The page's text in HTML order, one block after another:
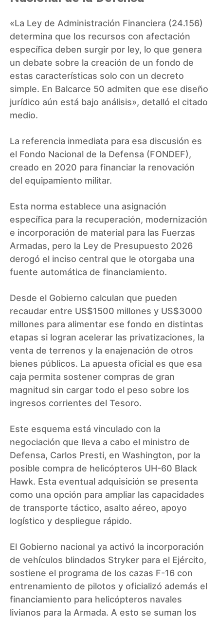
«La Ley de Administración Financiera (24.156)
determina que los recursos con afectación
específica deben surgir por ley, lo que genera
un debate sobre la creación de un fondo de
estas características solo con un decreto
simple. En Balcarce 50 admiten que ese diseño
jurídico aún está bajo análisis», detalló el citado
medio.
La referencia inmediata para esa discusión es
el Fondo Nacional de la Defensa (FONDEF),
creado en 2020 para financiar la renovación
del equipamiento militar.
Esta norma establece una asignación
específica para la recuperación, modernización
e incorporación de material para las Fuerzas
Armadas, pero la Ley de Presupuesto 2026
derogó el inciso central que le otorgaba una
fuente automática de financiamiento.
Desde el Gobierno calculan que pueden
recaudar entre US$1500 millones y US$3000
millones para alimentar ese fondo en distintas
etapas si logran acelerar las privatizaciones, la
venta de terrenos y la enajenación de otros
bienes públicos. La apuesta oficial es que esa
caja permita sostener compras de gran
magnitud sin cargar todo el peso sobre los
ingresos corrientes del Tesoro.
Este esquema está vinculado con la
negociación que lleva a cabo el ministro de
Defensa, Carlos Presti, en Washington, por la
posible compra de helicópteros UH-60 Black
Hawk. Esta eventual adquisición se presenta
como una opción para ampliar las capacidades
de transporte táctico, asalto aéreo, apoyo
logístico y despliegue rápido.
El Gobierno nacional ya activó la incorporación
de vehículos blindados Stryker para el Ejército,
sostiene el programa de los cazas F-16 con
entrenamiento de pilotos y oficializó además el
financiamiento para helicópteros navales
livianos para la Armada. A esto se suman los